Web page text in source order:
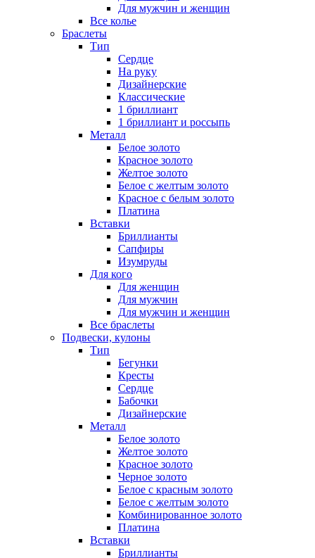
Для мужчин и женщин
Все колье
Браслеты
Тип
Сердце
На руку
Дизайнерские
Классические
1 бриллиант
1 бриллиант и россыпь
Металл
Белое золото
Красное золото
Желтое золото
Белое с желтым золото
Красное с белым золото
Платина
Вставки
Бриллианты
Сапфиры
Изумруды
Для кого
Для женщин
Для мужчин
Для мужчин и женщин
Все браслеты
Подвески, кулоны
Тип
Бегунки
Кресты
Сердце
Бабочки
Дизайнерские
Металл
Белое золото
Желтое золото
Красное золото
Черное золото
Белое с красным золото
Белое с желтым золото
Комбинированное золото
Платина
Вставки
Бриллианты